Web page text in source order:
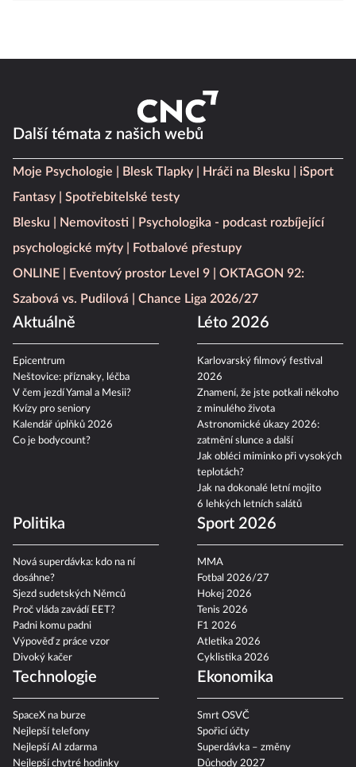
Epicentrum
Neštovice: příznaky, léčba
V čem jezdí Yamal a Mesii?
Kvízy pro seniory
Kalendář úplňků 2026
Karlovarský filmový festival
2026
Znamení, že jste potkali někoho
z minulého života
Astronomické úkazy 2026:
zatmění slunce a další
Jak obléci miminko při vysokých
teplotách?
Jak na dokonalé letní mojito
6 lehkých letních salátů
Nová superdávka: kdo na ní
dosáhne?
Sjezd sudetských Němců
Proč vláda zavádí EET?
Padni komu padni
Výpověď z práce vzor
Divoký kačer
Sport 2026
MMA
Fotbal 2026/27
Hokej 2026
Tenis 2026
F1 2026
Atletika 2026
Cyklistika 2026
Technologie
SpaceX na burze
Nejlepší telefony
Nejlepší AI zdarma
Smrt OSVČ
Spořicí účty
Superdávka – změny